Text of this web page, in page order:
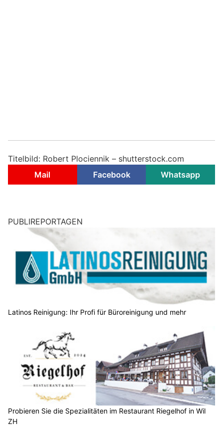
Titelbild: Robert Plociennik – shutterstock.com
Mail
Facebook Whatsapp
PUBLIREPORTAGEN
Latinos Reinigung: Ihr Profi für Büroreinigung und mehr
Probieren Sie die Spezialitäten im Restaurant Riegelhof in Wil
ZH